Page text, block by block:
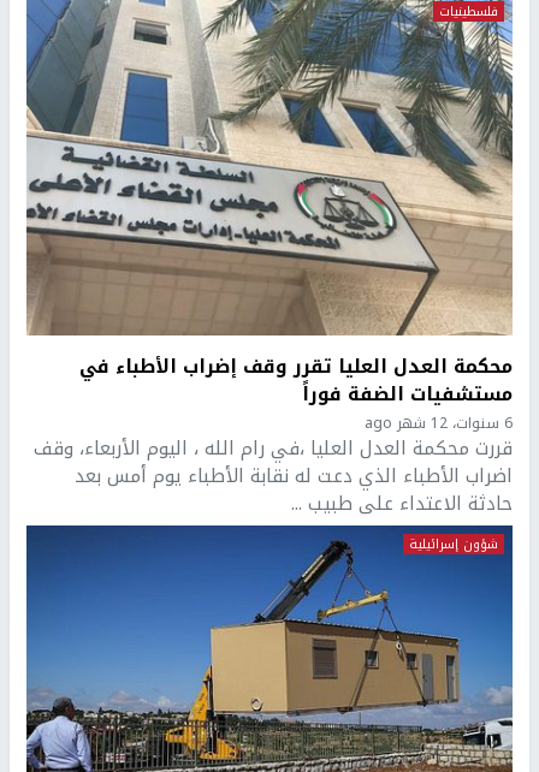
فلسطينيات
محكمة العدل العليا تقرر وقف إضراب الأطباء في
مستشفيات الضفة فوراً
6 سنوات، 12 شهر ago
قررت محكمة العدل العليا ،في رام الله ، اليوم الأربعاء، وقف
اضراب الأطباء الذي دعت له نقابة الأطباء يوم أمس بعد
حادثة الاعتداء على طبيب ...
شؤون إسرائيلية